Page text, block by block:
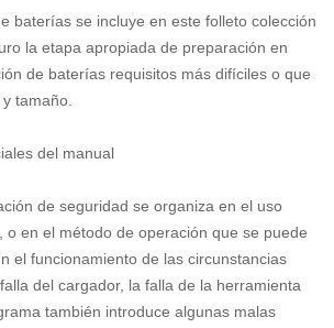
baterías se incluye en este folleto colección
la etapa apropiada de preparación en
de baterías requisitos más difíciles o que
tamaño.
del manual
de seguridad se organiza en el uso
o en el método de operación que se puede
el funcionamiento de las circunstancias
del cargador, la falla de la herramienta
también introduce algunas malas